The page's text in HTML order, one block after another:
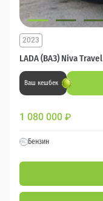
LADA (ВАЗ) Niva Travel
2023
Ваш кешбек
1 080 000 ₽
Бензин